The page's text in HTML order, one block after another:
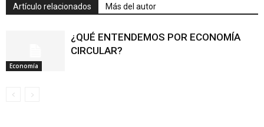
Artículo relacionados Más del autor
Economía
¿QUÉ ENTENDEMOS POR ECONOMÍA
CIRCULAR?